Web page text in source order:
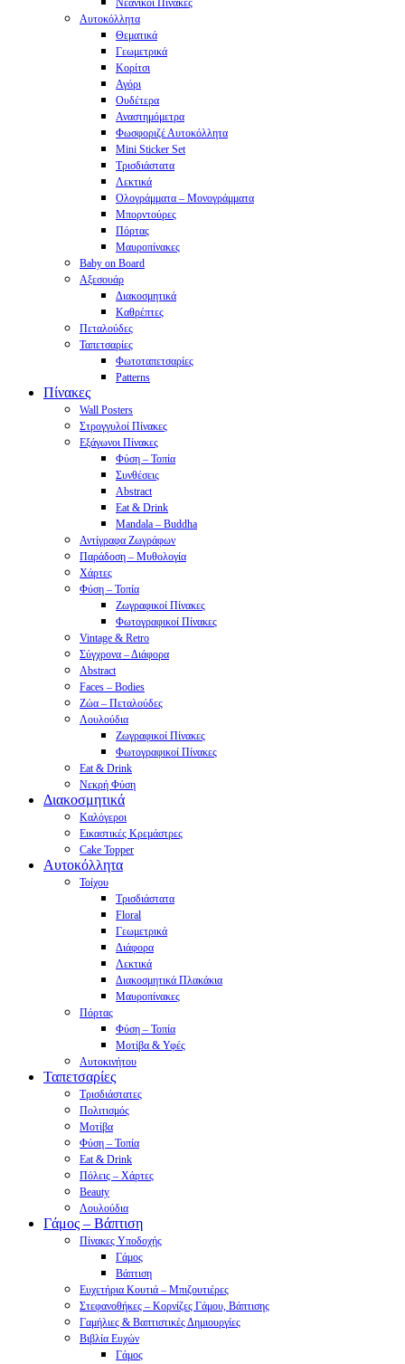
Νεανικοί Πίνακες
Αυτοκόλλητα
Θεματικά
Γεωμετρικά
Κορίτσι
Αγόρι
Ουδέτερα
Αναστημόμετρα
Φωσφοριζέ Αυτοκόλλητα
Mini Sticker Set
Tρισδιάστατα
Λεκτικά
Ολογράμματα – Μονογράμματα
Μπορντούρες
Πόρτας
Μαυροπίνακες
Baby on Board
Αξεσουάρ
Διακοσμητικά
Καθρέπτες
Πεταλούδες
Ταπετσαρίες
Φωτοταπετσαρίες
Patterns
Πίνακες
Wall Posters
Στρογγυλοί Πίνακες
Εξάγωνοι Πίνακες
Φύση – Τοπία
Συνθέσεις
Abstract
Eat & Drink
Mandala – Buddha
Αντίγραφα Ζωγράφων
Παράδοση – Μυθολογία
Χάρτες
Φύση – Τοπία
Ζωγραφικοί Πίνακες
Φωτογραφικοί Πίνακες
Vintage & Retro
Σύγχρονα – Διάφορα
Abstract
Faces – Bodies
Ζώα – Πεταλούδες
Λουλούδια
Ζωγραφικοί Πίνακες
Φωτογραφικοί Πίνακες
Eat & Drink
Νεκρή Φύση
Διακοσμητικά
Καλόγεροι
Εικαστικές Κρεμάστρες
Cake Topper
Αυτοκόλλητα
Τοίχου
Τρισδιάστατα
Floral
Γεωμετρικά
Διάφορα
Λεκτικά
Διακοσμητικά Πλακάκια
Μαυροπίνακες
Πόρτας
Φύση – Τοπία
Μοτίβα & Υφές
Αυτοκινήτου
Ταπετσαρίες
Τρισδιάστατες
Πολιτισμός
Μοτίβα
Φύση – Τοπία
Eat & Drink
Πόλεις – Χάρτες
Beauty
Λουλούδια
Γάμος – Βάπτιση
Πίνακες Υποδοχής
Γάμος
Βάπτιση
Ευχετήρια Κουτιά – Μπιζουτιέρες
Στεφανοθήκες – Κορνίζες Γάμου, Βάπτισης
Γαμήλιες & Βαπτιστικές Δημιουργίες
Βιβλία Ευχών
Γάμος